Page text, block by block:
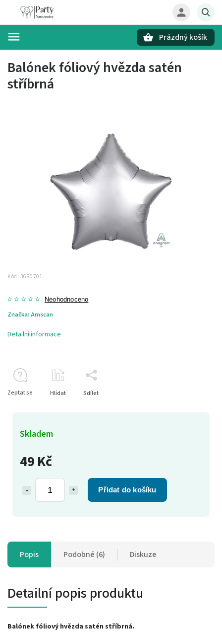
Prázdný košík
Balónek fóliový hvězda satén
stříbrná
Kód: 3680701
Neohodnoceno
Značka: Amscan
49 Kč
Přidat do košíku
Skladem
Detailní informace
Zeptat se Hlídat Sdílet
Popis Podobné (6) Diskuze
Detailní popis produktu
Balónek fóliový hvězda satén stříbrná.